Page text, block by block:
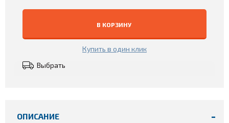
В КОРЗИНУ
Купить в один клик
Выбрать
ОПИСАНИЕ